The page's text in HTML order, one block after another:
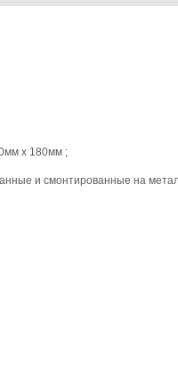
x 180мм ;
и смонтированные на